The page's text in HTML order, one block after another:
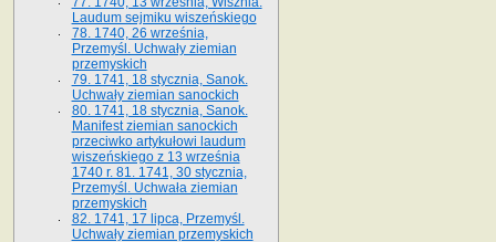
Laudum sejmiku wiszeńskiego
78. 1740, 26 września,
Przemyśl. Uchwały ziemian
przemyskich
79. 1741, 18 stycznia, Sanok.
Uchwały ziemian sanockich
80. 1741, 18 stycznia, Sanok.
Manifest ziemian sanockich
przeciwko artykułowi laudum
wiszeńskiego z 13 wrze­śnia
1740 r. 81. 1741, 30 stycznia,
Przemyśl. Uchwała ziemian
przemyskich
82. 1741, 17 lipca, Przemyśl.
Uchwały ziemian przemyskich